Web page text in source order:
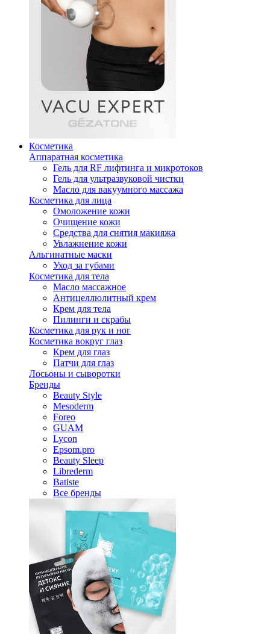
Косметика
Аппаратная косметика
Гель для RF лифтинга и микротоков
Гель для ультразвуковой чистки
Масло для вакуумного массажа
Косметика для лица
Омоложение кожи
Очищение кожи
Средства для снятия макияжа
Увлажнение кожи
Альгинатные маски
Уход за губами
Косметика для тела
Масло массажное
Антицеллюлитный крем
Крем для тела
Пилинги и скрабы
Косметика для рук и ног
Косметика вокруг глаз
Крем для глаз
Патчи для глаз
Лосьоны и сыворотки
Бренды
Beauty Style
Mesoderm
Foreo
GUAM
Lycon
Epsom.pro
Beauty Sleep
Librederm
Batiste
Все бренды